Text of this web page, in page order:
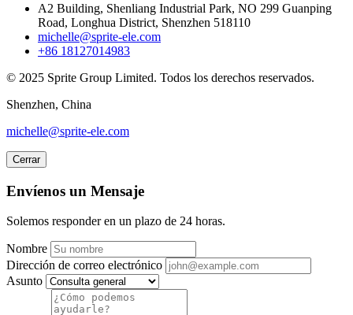
A2 Building, Shenliang Industrial Park, NO 299 Guanping
Road, Longhua District, Shenzhen 518110
michelle@sprite-ele.com
+86 18127014983
© 2025 Sprite Group Limited. Todos los derechos reservados.
Shenzhen, China
michelle@sprite-ele.com
Cerrar
Envíenos un Mensaje
Solemos responder en un plazo de 24 horas.
Nombre
Dirección de correo electrónico
Asunto